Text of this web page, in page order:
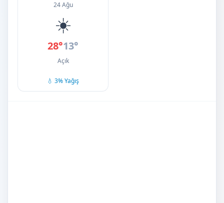
24 Ağu
☀️
28°13°
Açık
💧 3% Yağış